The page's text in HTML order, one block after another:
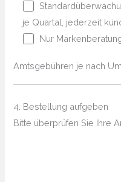
je Quartal, jederzeit
Nur
Amtsgebühren je nach
4. Bestellung aufgeben
Bitte überprüfen Sie Ihre